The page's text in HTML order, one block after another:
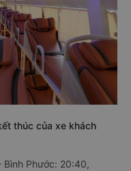
thúc của xe khách
Phước: 20:40,